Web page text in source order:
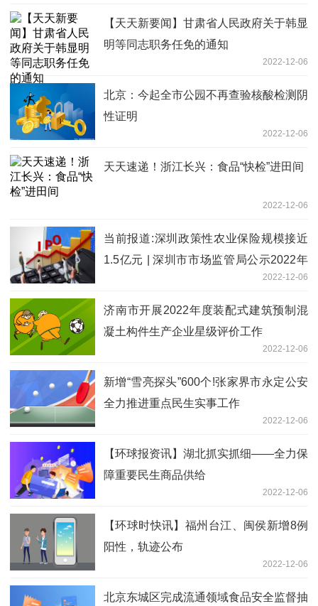
【天天新要闻】甘肃省人民政府关于韩显
明等同志职务任免的通知
2022-12-06
北京：今起全市公园不再查验核酸检测阴
性证明
2022-12-06
天天速递！浙江长兴：食品“快检”进田间
2022-12-06
当前报道:深圳政策性农业保险规模接近
1.5亿元 | 深圳市市场监管局公示2022年
第一批共4053万元保费补贴资助计划
2022-12-06
济南市开展2022年度装配式建筑预制混
凝土构件生产企业星级评价工作
2022-12-06
新增“雪亮探头”600个!张家界市永定公安
全力推进重点民生实事工作
2022-12-06
【环球报资讯】湖北抓实抓细——全力保
障重要民生商品供给
2022-12-06
【环球时快讯】福州台江、闽侯新增8例
阳性，轨迹公布
2022-12-06
北京东城区完成流通领域食品安全监督抽